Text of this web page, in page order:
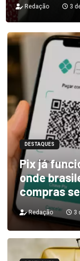
Redação 3
DESTAQUES
Pix já
onde
compras
Redação 3